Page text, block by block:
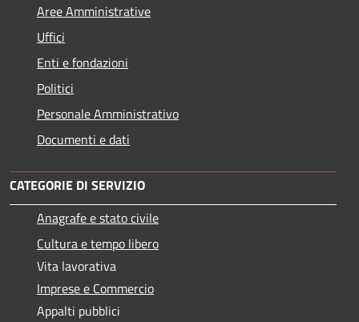
Aree Amministrative
Uffici
Enti e fondazioni
Politici
Personale Amministrativo
Documenti e dati
CATEGORIE DI SERVIZIO
Anagrafe e stato civile
Cultura e tempo libero
Vita lavorativa
Imprese e Commercio
Appalti pubblici